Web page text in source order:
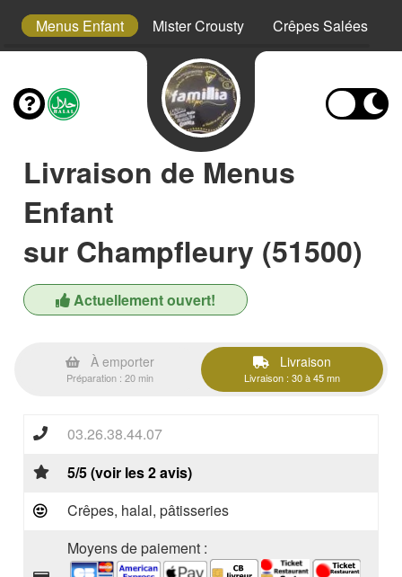
Menus Enfant Mister Crousty Crêpes Salées
Livraison de Menus
Enfant
sur Champfleury (51500)
Actuellement ouvert!
À emporter
Préparation : 20 min
Livraison
Livraison : 30 à 45 mn
03.26.38.44.07
5/5 (voir les 2 avis)
Crêpes, halal, pâtisseries
Moyens de paiement :